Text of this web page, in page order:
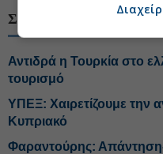
ΣΧΕΤΙΚΑ ΘΕΜΑΤΑ
Αντιδρά η Τουρκία στο
τουρισμό
ΥΠΕΞ: Χαιρετίζουμε την
Κυπριακό
Φαραντούρης: